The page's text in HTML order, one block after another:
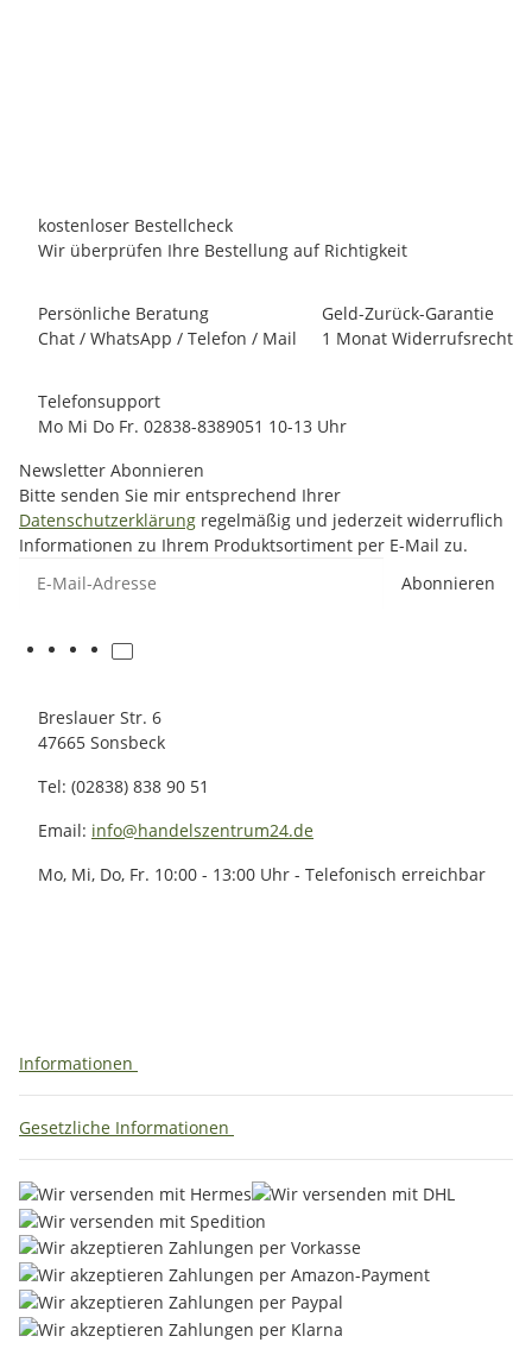
kostenloser Bestellcheck
Wir überprüfen Ihre Bestellung auf Richtigkeit
Persönliche Beratung
Chat / WhatsApp / Telefon / Mail
Geld-Zurück-Garantie
1 Monat Widerrufsrecht
Telefonsupport
Mo Mi Do Fr. 02838-8389051 10-13 Uhr
Newsletter Abonnieren
Bitte senden Sie mir entsprechend Ihrer
Datenschutzerklärung regelmäßig und jederzeit widerruflich
Informationen zu Ihrem Produktsortiment per E-Mail zu.
Abonnieren
Breslauer Str. 6
47665 Sonsbeck
Tel: (02838) 838 90 51
Email: info@handelszentrum24.de
Mo, Mi, Do, Fr. 10:00 - 13:00 Uhr - Telefonisch erreichbar
Informationen
Gesetzliche Informationen